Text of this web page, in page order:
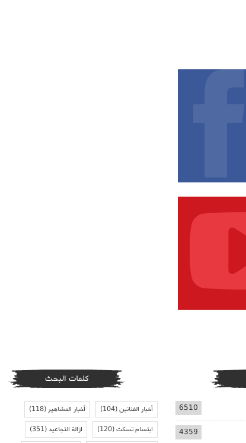
6510
4359
كلمات البحث
أخبار الفنانين(104) أخبار المشاهير(118)
ابتسام تسكت(120) ازالة التجاعيد(351)